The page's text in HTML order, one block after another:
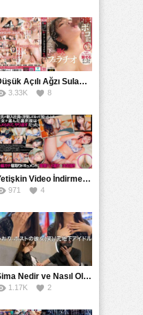
Düşük Açılı Ağzı Sulama Teknikleri ve AGMX İlişkisi
3.33K 8
Yetişkin Video İndirme Siteleri Grubu: Şefkatli Patron ve Sekreterin Aşk Hikayesi: Prestijli Bir Son
971 4
Sima Nedir ve Nasıl Oluşur
1.17K 2